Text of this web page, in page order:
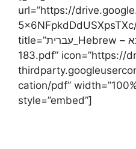
url=”https://
title=”עברית_Hebrew – זרע שמשון פרשת כי תצא
183.pdf” icon=”https://drive-
cation/pdf”
style=”embed”]